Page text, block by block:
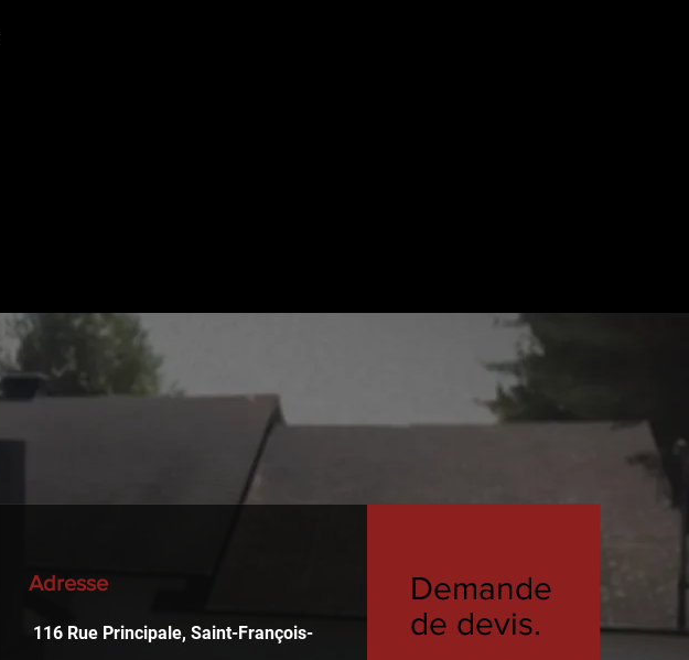
Adresse
116 Rue Principale, Saint-François-
Demande
de devis.